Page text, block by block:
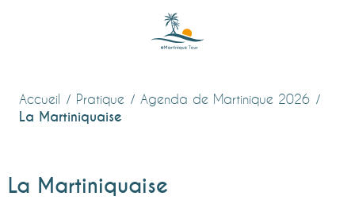
Accueil Pratique Agenda de Martinique 2026
La Martiniquaise
La Martiniquaise